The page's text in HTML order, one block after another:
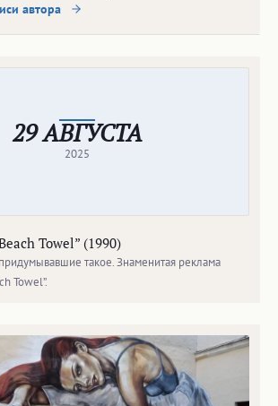
автора
29 АВГУСТА
2025
Towel” (1990)
такое. Знаменитая реклама
Towel”.